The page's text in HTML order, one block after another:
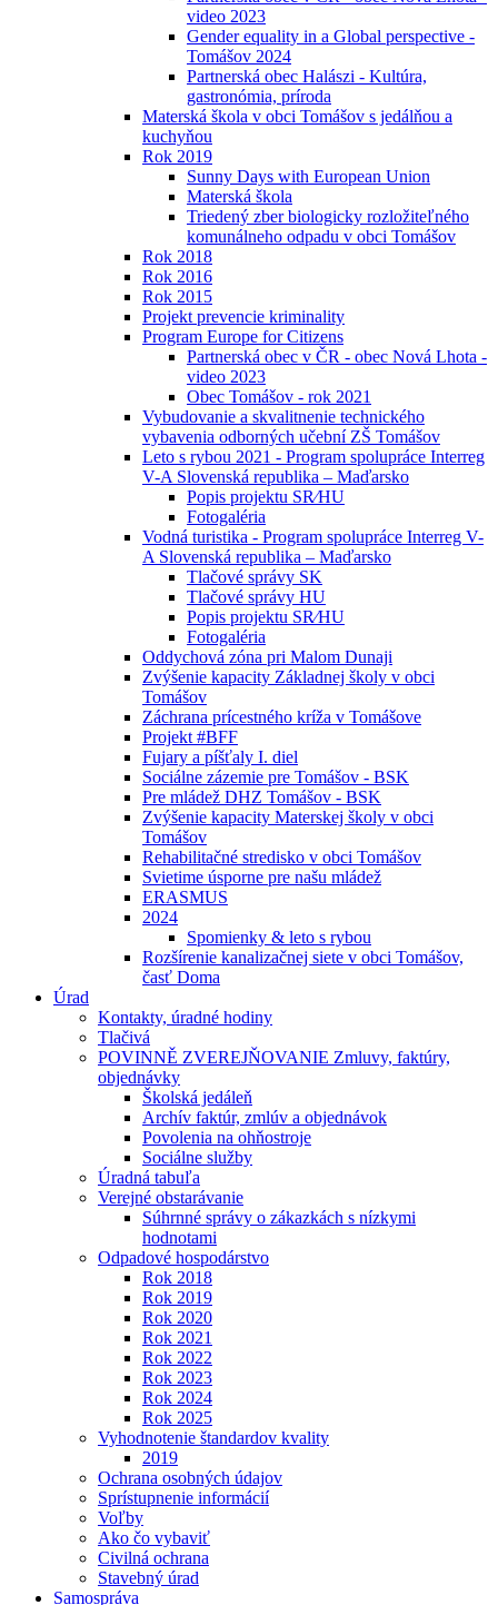
video 2023
Gender equality in a Global perspective -
Tomášov 2024
Partnerská obec Halászi - Kultúra,
gastronómia, príroda
Materská škola v obci Tomášov s jedálňou a
kuchyňou
Rok 2019
Sunny Days with European Union
Materská škola
Triedený zber biologicky rozložiteľného
komunálneho odpadu v obci Tomášov
Rok 2018
Rok 2016
Rok 2015
Projekt prevencie kriminality
Program Europe for Citizens
Partnerská obec v ČR - obec Nová Lhota -
video 2023
Obec Tomášov - rok 2021
Vybudovanie a skvalitnenie technického
vybavenia odborných učební ZŠ Tomášov
Leto s rybou 2021 - Program spolupráce Interreg
V-A Slovenská republika – Maďarsko
Popis projektu SR⁄HU
Fotogaléria
Vodná turistika - Program spolupráce Interreg V-
A Slovenská republika – Maďarsko
Tlačové správy SK
Tlačové správy HU
Popis projektu SR⁄HU
Fotogaléria
Oddychová zóna pri Malom Dunaji
Zvýšenie kapacity Základnej školy v obci
Tomášov
Záchrana prícestného kríža v Tomášove
Projekt #BFF
Fujary a píšťaly I. diel
Sociálne zázemie pre Tomášov - BSK
Pre mládež DHZ Tomášov - BSK
Zvýšenie kapacity Materskej školy v obci
Tomášov
Rehabilitačné stredisko v obci Tomášov
Svietime úsporne pre našu mládež
ERASMUS
2024
Spomienky & leto s rybou
Rozšírenie kanalizačnej siete v obci Tomášov,
časť Doma
Úrad
Kontakty, úradné hodiny
Tlačivá
POVINNĚ ZVEREJŇOVANIE Zmluvy, faktúry,
objednávky
Školská jedáleň
Archív faktúr, zmlúv a objednávok
Povolenia na ohňostroje
Sociálne služby
Úradná tabuľa
Verejné obstarávanie
Súhrnné správy o zákazkách s nízkymi
hodnotami
Odpadové hospodárstvo
Rok 2018
Rok 2019
Rok 2020
Rok 2021
Rok 2022
Rok 2023
Rok 2024
Rok 2025
Vyhodnotenie štandardov kvality
2019
Ochrana osobných údajov
Sprístupnenie informácií
Voľby
Ako čo vybaviť
Civilná ochrana
Stavebný úrad
Samospráva